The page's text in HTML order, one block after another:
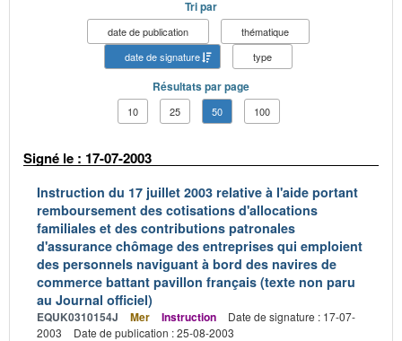
Tri par
date de publication
thématique
date de signature
type
Résultats par page
10 25 50 100
Signé le : 17-07-2003
Instruction du 17 juillet 2003 relative à l'aide portant
remboursement des cotisations d'allocations
familiales et des contributions patronales
d'assurance chômage des entreprises qui emploient
des personnels naviguant à bord des navires de
commerce battant pavillon français (texte non paru
au Journal officiel)
EQUK0310154J Mer Instruction
Date de signature : 17-07-
2003
Date de publication : 25-08-2003